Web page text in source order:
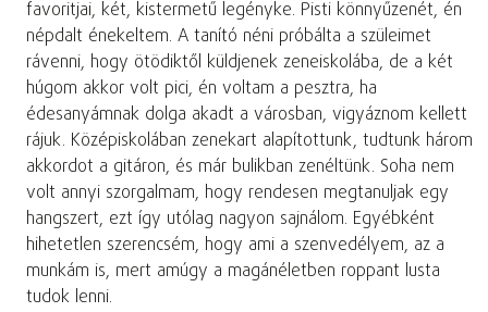
favoritjai, két, kistermetű legényke. Pisti könnyűzenét, én
népdalt énekeltem. A tanító néni próbálta a szüleimet
rávenni, hogy ötödiktől küldjenek zeneiskolába, de a két
húgom akkor volt pici, én voltam a pesztra, ha
édesanyámnak dolga akadt a városban, vigyáznom kellett
rájuk. Középiskolában zenekart alapítottunk, tudtunk három
akkordot a gitáron, és már bulikban zenéltünk. Soha nem
volt annyi szorgalmam, hogy rendesen megtanuljak egy
hangszert, ezt így utólag nagyon sajnálom. Egyébként
hihetetlen szerencsém, hogy ami a szenvedélyem, az a
munkám is, mert amúgy a magánéletben roppant lusta
tudok lenni.